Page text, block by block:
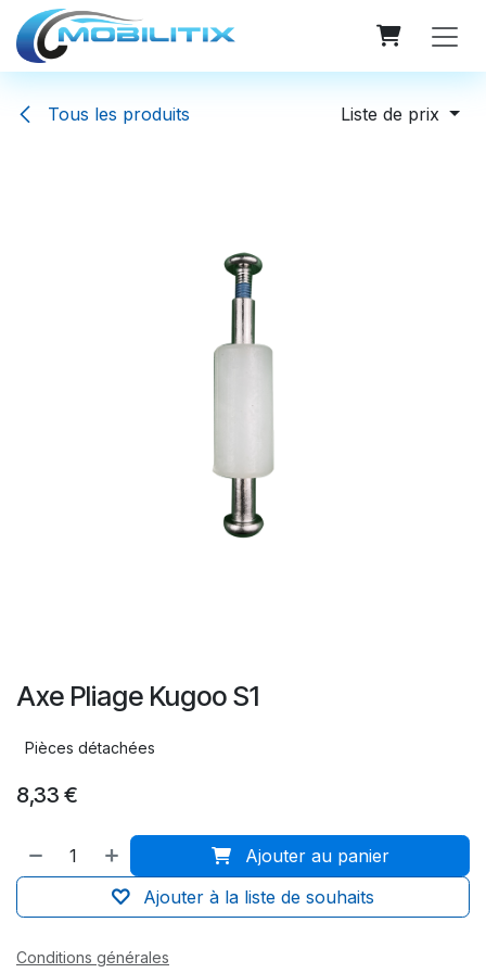
Se rendre au contenu
Tous les produits Liste de prix
Axe Pliage Kugoo S1
Pièces détachées
8,33 €
Ajouter au panier
Ajouter à la liste de souhaits
Conditions générales